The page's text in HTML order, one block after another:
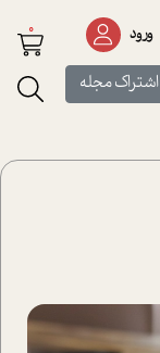
ورود
اشتراک مجله
0